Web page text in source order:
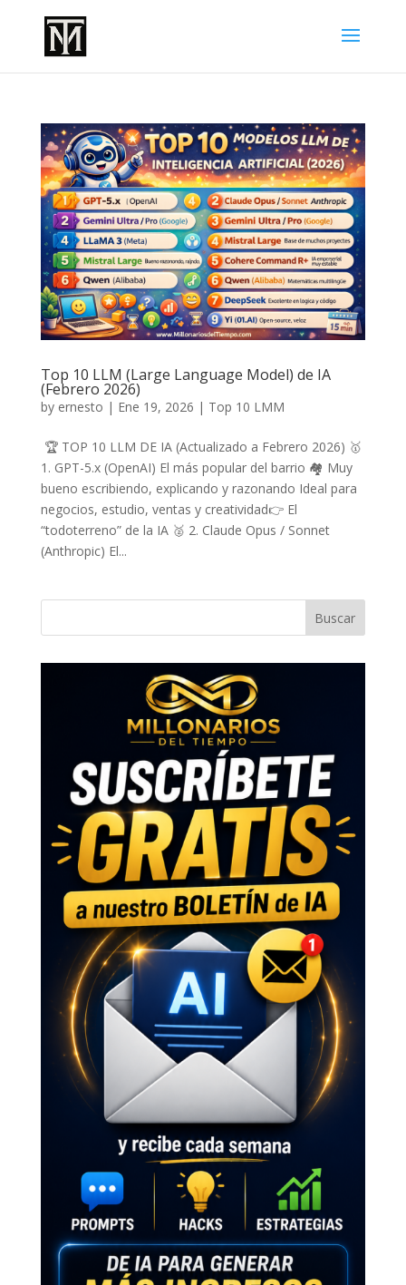
Top 10 LLM (Large Language Model) de IA
(Febrero 2026)
by ernesto | Ene 19, 2026 | Top 10 LMM
🏆 TOP 10 LLM DE IA (Actualizado a Febrero 2026) 🥇
1. GPT-5.x (OpenAI) El más popular del barrio 🏘️ Muy
bueno escribiendo, explicando y razonando Ideal para
negocios, estudio, ventas y creatividad👉 El
“todoterreno” de la IA 🥈 2. Claude Opus / Sonnet
(Anthropic) El...
Buscar